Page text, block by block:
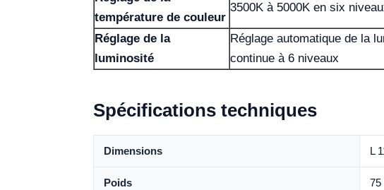
température de couleur
3500K à 5000K en six
Réglage de la
luminosité
Réglage automatique de la
continue à 6 niveaux
Spécifications techniques
Dimensions L
Poids 75